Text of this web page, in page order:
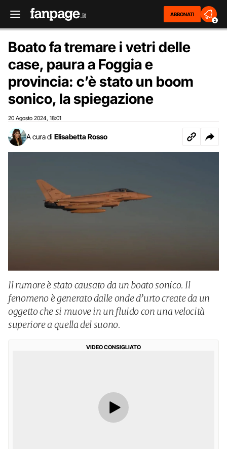
ABBONATI
2
Boato fa tremare i vetri delle
case, paura a Foggia e
provincia: c’è stato un boom
sonico, la spiegazione
20 Agosto 2024 18:01
A cura di Elisabetta Rosso
Il rumore è stato causato da un boato sonico. Il
fenomeno è generato dalle onde d’urto create da un
oggetto che si muove in un fluido con una velocità
superiore a quella del suono.
VIDEO CONSIGLIATO